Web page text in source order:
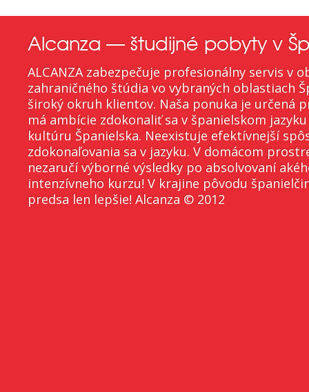
Alcanza — študijné pobyty v
ALCANZA zabezpečuje profesionálny servis v
zahraničného štúdia vo vybraných oblastiach
široký okruh klientov. Naša ponuka je určená
má ambície zdokonaliť sa v španielskom
kultúru Španielska. Neexistuje efektívnejší
zdokonaľovania sa v jazyku. V domácom
nezaručí výborné výsledky po absolvovaní
intenzívneho kurzu! V krajine pôvodu
predsa len lepšie! Alcanza © 2012